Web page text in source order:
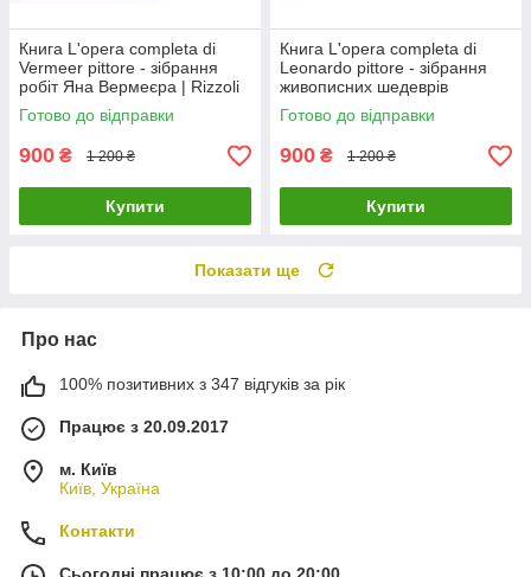
Книга L'opera completa di
Vermeer pittore - зібрання
робіт Яна Вермеєра | Rizzoli
Готово до відправки
900 ₴ 1 200 ₴
Купити
Книга L'opera completa di
Leonardo pittore - зібрання
живописних шедеврів
Леонардо да Вінчі | Книга
Rizzoli
Готово до відправки
900 ₴ 1 200 ₴
Купити
Показати ще
Про нас
100% позитивних з 347 відгуків за рік
Працює з 20.09.2017
м. Київ
Київ, Україна
Контакти